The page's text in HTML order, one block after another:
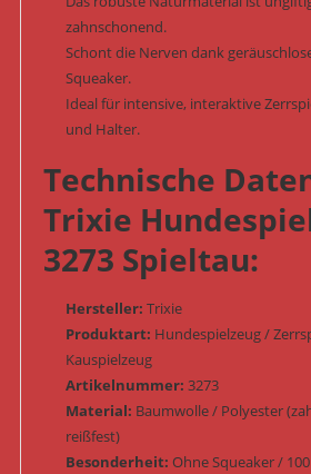
zahnschonend.
Schont die Nerven dank
Squeaker.
Ideal für intensive, interaktive
und Halter.
Technische
Trixie
3273 Spieltau:
Hersteller: Trixie
Produktart: Hundespielzeug /
Kauspielzeug
Artikelnummer: 3273
Material: Baumwolle / Polyester
reißfest)
Besonderheit: Ohne Squeaker /